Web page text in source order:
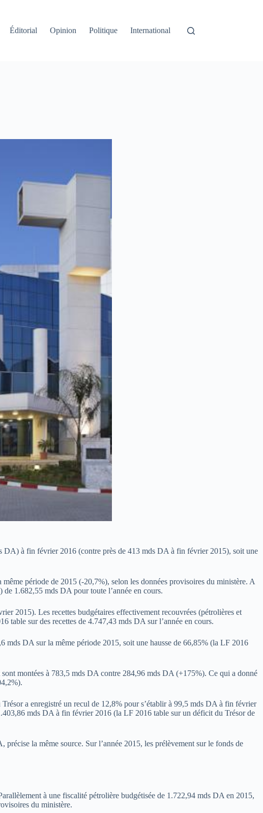
Éditorial Opinion Politique International
DA) à fin février 2016 (contre près de 413 mds DA à fin février 2015), soit une
période de 2015 (-20,7%), selon les données provisoires du ministère. A
1.682,55 mds DA pour toute l’année en cours.
2015). Les recettes budgétaires effectivement recouvrées (pétrolières et
table sur des recettes de 4.747,43 mds DA sur l’année en cours.
mds DA sur la même période 2015, soit une hausse de 66,85% (la LF 2016
montées à 783,5 mds DA contre 284,96 mds DA (+175%). Ce qui a donné
a enregistré un recul de 12,8% pour s’établir à 99,5 mds DA à fin février
mds DA à fin février 2016 (la LF 2016 table sur un déficit du Trésor de
la même source. Sur l’année 2015, les prélèvement sur le fonds de
à une fiscalité pétrolière budgétisée de 1.722,94 mds DA en 2015,
du ministère.